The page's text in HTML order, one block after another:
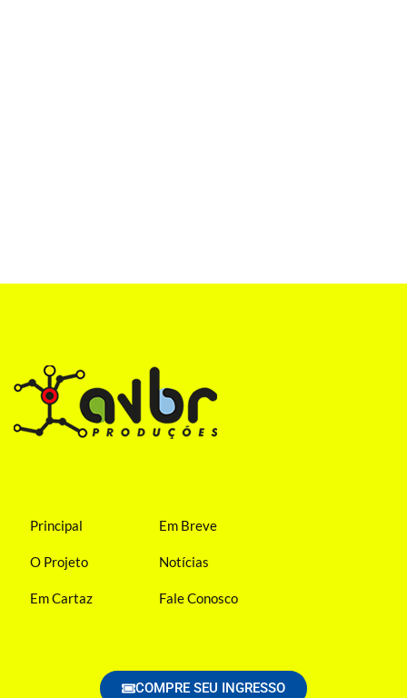
Principal
O Projeto
Em Cartaz
Em Breve
Notícias
Fale Conosco
COMPRE SEU INGRESSO